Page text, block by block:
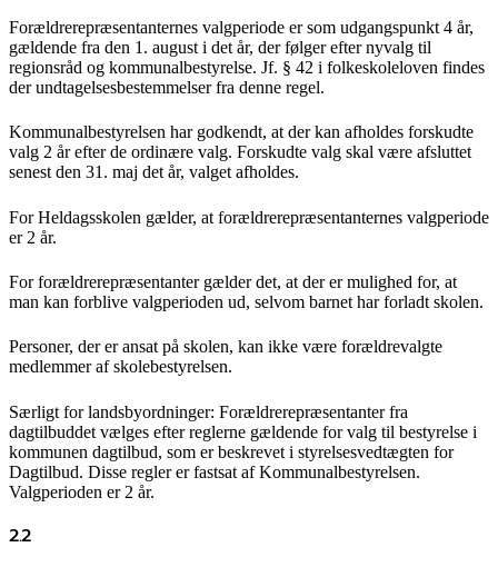
Forældrerepræsentanternes valgperiode er som udgangspunkt 4 år,
gældende fra den 1. august i det år, der følger efter nyvalg til
regionsråd og kommunalbestyrelse. Jf. § 42 i folkeskoleloven findes
der undtagelsesbestemmelser fra denne regel.
Kommunalbestyrelsen har godkendt, at der kan afholdes forskudte
valg 2 år efter de ordinære valg. Forskudte valg skal være afsluttet
senest den 31. maj det år, valget afholdes.
For Heldagsskolen gælder, at forældrerepræsentanternes valgperiode
er 2 år.
For forældrerepræsentanter gælder det, at der er mulighed for, at
man kan forblive valgperioden ud, selvom barnet har forladt skolen.
Personer, der er ansat på skolen, kan ikke være forældrevalgte
medlemmer af skolebestyrelsen.
Særligt for landsbyordninger: Forældrerepræsentanter fra
dagtilbuddet vælges efter reglerne gældende for valg til bestyrelse i
kommunen dagtilbud, som er beskrevet i styrelsesvedtægten for
Dagtilbud. Disse regler er fastsat af Kommunalbestyrelsen.
Valgperioden er 2 år.
2.2